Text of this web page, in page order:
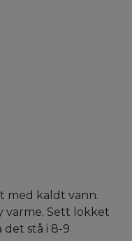
med kaldt vann.
varme. Sett lokket
det stå i 8-9